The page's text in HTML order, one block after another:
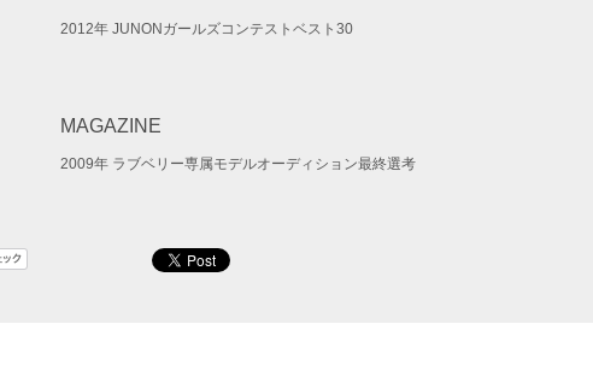
2012年 JUNONガールズコンテストベスト30
MAGAZINE
2009年 ラブベリー専属モデルオーディション最終選考